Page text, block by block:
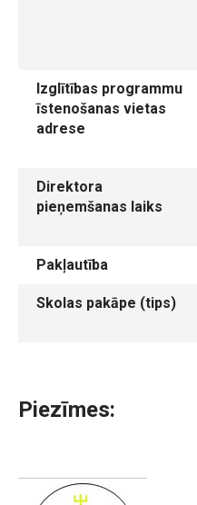
Izglītības programmu
īstenošanas vietas
adrese
Direktora
pieņemšanas laiks
Pakļautība
Skolas pakāpe (tips)
Piezīmes: